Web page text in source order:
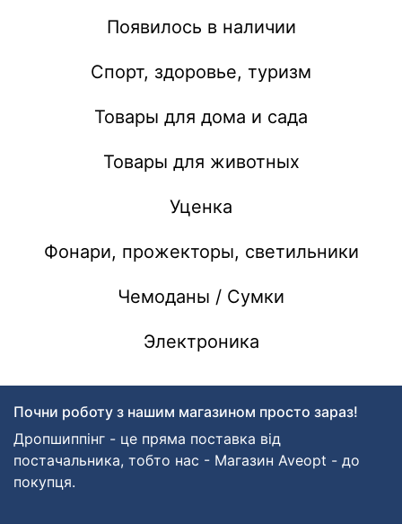
Появилось в наличии
Спорт, здоровье, туризм
Товары для дома и сада
Товары для животных
Уценка
Фонари, прожекторы, светильники
Чемоданы / Сумки
Электроника
Почни роботу з нашим магазином просто зараз!
Дропшиппінг - це пряма поставка від
постачальника, тобто нас - Магазин Aveopt - до
покупця.